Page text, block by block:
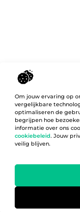
Om jouw ervaring op
vergelijkbare
optimaliseren de
begrijpen hoe
informatie over ons
cookiebeleid. Jouw
veilig blijven.